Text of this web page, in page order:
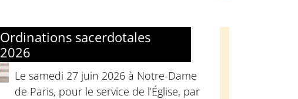
Ordinations sacerdotales
2026
Le samedi 27 juin 2026 à Notre-Dame
de Paris, pour le service de l’Église, par